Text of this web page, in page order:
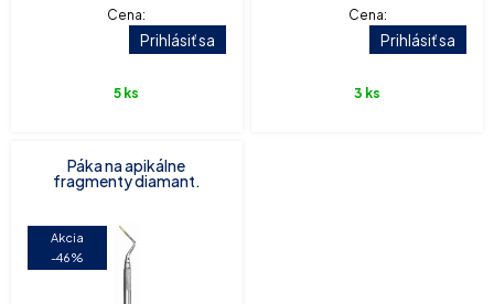
Cena:
Prihlásiť sa
5 ks
Cena:
Prihlásiť sa
3 ks
Páka na apikálne
fragmenty diamant.
Akcia
-46%